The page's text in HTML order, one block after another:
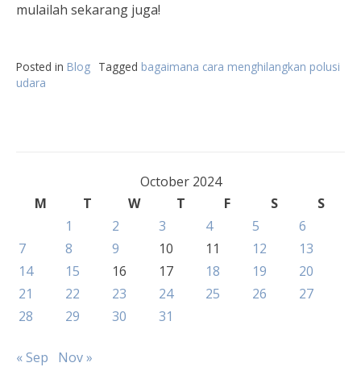
mulailah sekarang juga!
Posted in Blog Tagged bagaimana cara menghilangkan polusi
udara
October 2024
M
T W T F S
S
1
2 3 4 5
6
7
8 9 10 11 12
13
14
15 16 17 18 19
20
21
22 23 24 25 26
27
28
29 30 31
« Sep Nov »